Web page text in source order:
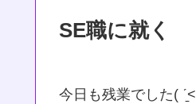
SE職に就く
今日も残業でした(